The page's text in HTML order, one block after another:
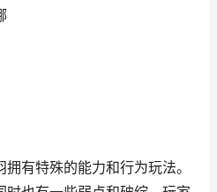
有特殊的能力和行为玩法。